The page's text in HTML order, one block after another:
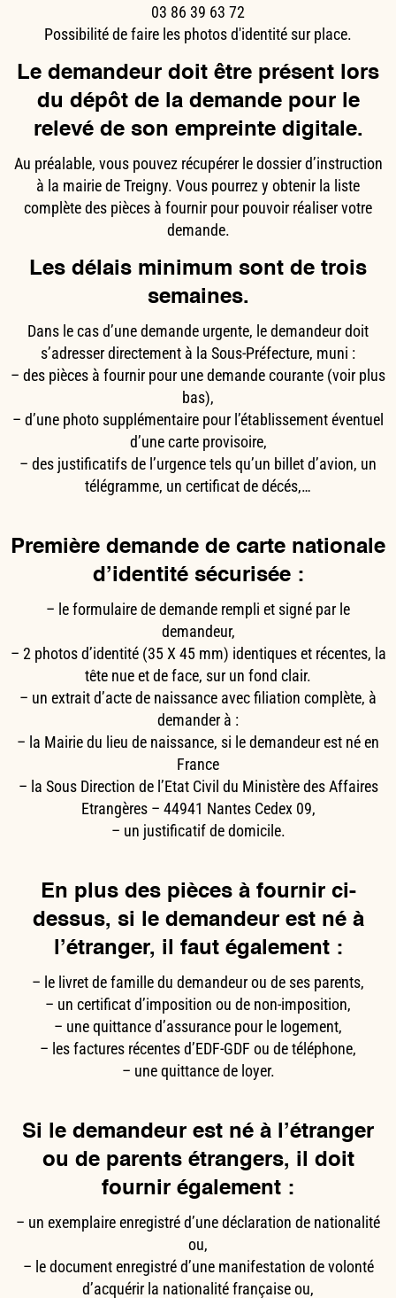
03 86 39 63 72
Possibilité de faire les photos d'identité sur place.
Le demandeur doit être présent lors
du dépôt de la demande pour le
relevé de son empreinte digitale.
Au préalable, vous pouvez récupérer le dossier d’instruction
à la mairie de Treigny. Vous pourrez y obtenir la liste
complète des pièces à fournir pour pouvoir réaliser votre
demande.
Les délais minimum sont de trois
semaines.
Dans le cas d’une demande urgente, le demandeur doit
s’adresser directement à la Sous-Préfecture, muni :
– des pièces à fournir pour une demande courante (voir plus
bas),
– d’une photo supplémentaire pour l’établissement éventuel
d’une carte provisoire,
– des justificatifs de l’urgence tels qu’un billet d’avion, un
télégramme, un certificat de décés,…
Première demande de carte nationale
d’identité sécurisée :
– le formulaire de demande rempli et signé par le
demandeur,
– 2 photos d’identité (35 X 45 mm) identiques et récentes, la
tête nue et de face, sur un fond clair.
– un extrait d’acte de naissance avec filiation complète, à
demander à :
– la Mairie du lieu de naissance, si le demandeur est né en
France
– la Sous Direction de l’Etat Civil du Ministère des Affaires
Etrangères – 44941 Nantes Cedex 09,
– un justificatif de domicile.
En plus des pièces à fournir ci-
dessus, si le demandeur est né à
l’étranger, il faut également :
– le livret de famille du demandeur ou de ses parents,
– un certificat d’imposition ou de non-imposition,
– une quittance d’assurance pour le logement,
– les factures récentes d’EDF-GDF ou de téléphone,
– une quittance de loyer.
Si le demandeur est né à l’étranger
ou de parents étrangers, il doit
fournir également :
– un exemplaire enregistré d’une déclaration de nationalité
ou,
– le document enregistré d’une manifestation de volonté
d’acquérir la nationalité française ou,